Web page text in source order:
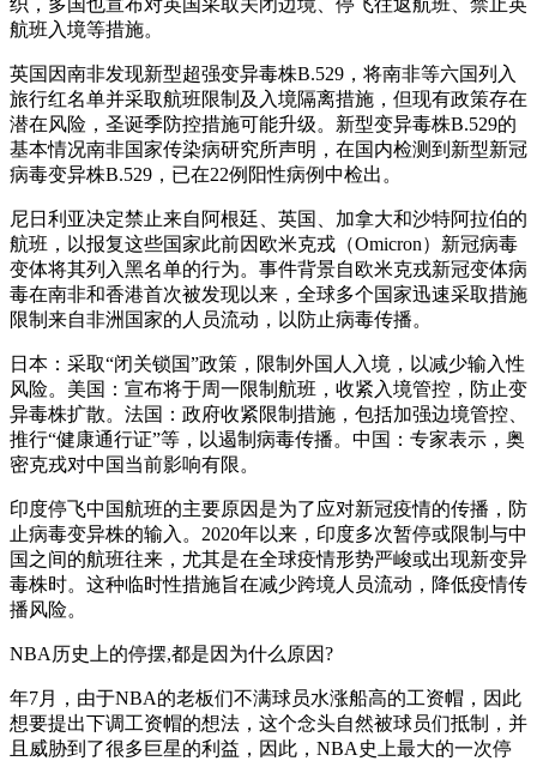
航班入境等措施。
英国因南非发现新型超强变异毒株B.529，将南非等六国列入
旅行红名单并采取航班限制及入境隔离措施，但现有政策存在
潜在风险，圣诞季防控措施可能升级。新型变异毒株B.529的
基本情况南非国家传染病研究所声明，在国内检测到新型新冠
病毒变异株B.529，已在22例阳性病例中检出。
尼日利亚决定禁止来自阿根廷、英国、加拿大和沙特阿拉伯的
航班，以报复这些国家此前因欧米克戎（Omicron）新冠病毒
变体将其列入黑名单的行为。事件背景自欧米克戎新冠变体病
毒在南非和香港首次被发现以来，全球多个国家迅速采取措施
限制来自非洲国家的人员流动，以防止病毒传播。
日本：采取“闭关锁国”政策，限制外国人入境，以减少输入性
风险。美国：宣布将于周一限制航班，收紧入境管控，防止变
异毒株扩散。法国：政府收紧限制措施，包括加强边境管控、
推行“健康通行证”等，以遏制病毒传播。中国：专家表示，奥
密克戎对中国当前影响有限。
印度停飞中国航班的主要原因是为了应对新冠疫情的传播，防
止病毒变异株的输入。2020年以来，印度多次暂停或限制与中
国之间的航班往来，尤其是在全球疫情形势严峻或出现新变异
毒株时。这种临时性措施旨在减少跨境人员流动，降低疫情传
播风险。
NBA历史上的停摆,都是因为什么原因?
年7月，由于NBA的老板们不满球员水涨船高的工资帽，因此
想要提出下调工资帽的想法，这个念头自然被球员们抵制，并
且威胁到了很多巨星的利益，因此，NBA史上最大的一次停